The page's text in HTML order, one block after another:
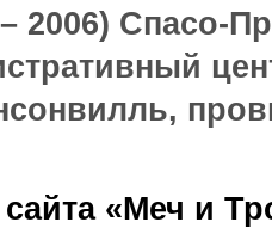
2006) Спасо-
«Меч и